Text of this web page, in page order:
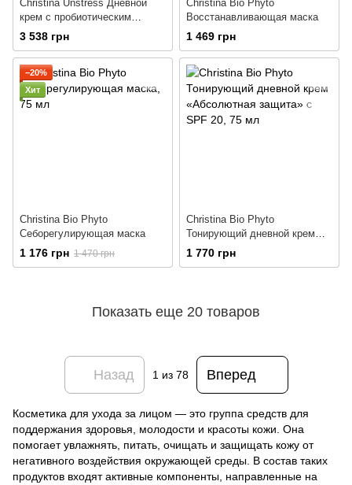
Christina Unstress Дневной
крем с пробиотическим
действием с SPF 15
3 538 грн
Christina Bio Phyto
Восстанавливающая маска
1 469 грн
−20%
Хит
Christina Bio Phyto
Себорегулирующая маска
1 176 грн 1 470 грн
Christina Bio Phyto
Тонирующий дневной крем
«Абсолютная защита» с SPF
1 770 грн
Показать еще 20 товаров
Назад 1 из 78 Вперед
Косметика для ухода за лицом — это группа средств для
поддержания здоровья, молодости и красоты кожи. Она
помогает увлажнять, питать, очищать и защищать кожу от
негативного воздействия окружающей среды. В состав таких
продуктов входят активные компоненты, направленные на